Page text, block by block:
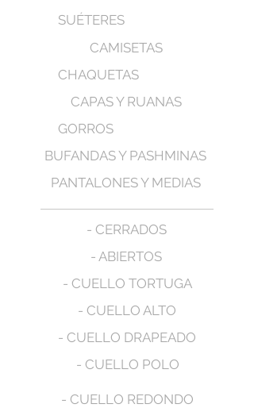
SUÉTERES
CAMISETAS
CHAQUETAS
CAPAS Y RUANAS
GORROS
BUFANDAS Y PASHMINAS
PANTALONES Y MEDIAS
- CERRADOS
- ABIERTOS
- CUELLO TORTUGA
- CUELLO ALTO
- CUELLO DRAPEADO
- CUELLO POLO
- CUELLO REDONDO